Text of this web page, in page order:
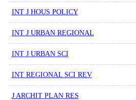
INT J HOUS POLICY
INT J URBAN REGIONAL
INT J URBAN SCI
INT REGIONAL SCI REV
J ARCHIT PLAN RES